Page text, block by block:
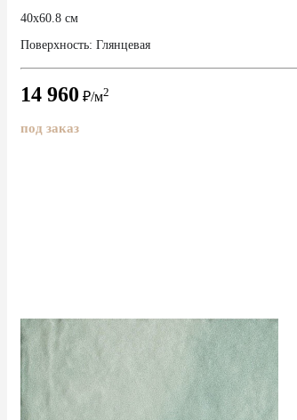
40x60.8 см
Поверхность: Глянцевая
14 960 ₽/м2
под заказ